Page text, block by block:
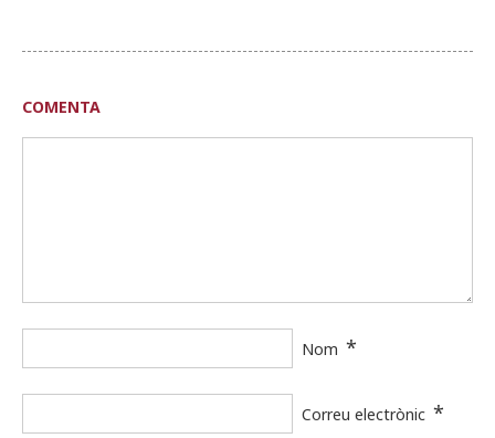
COMENTA
Nom *
Correu electrònic *